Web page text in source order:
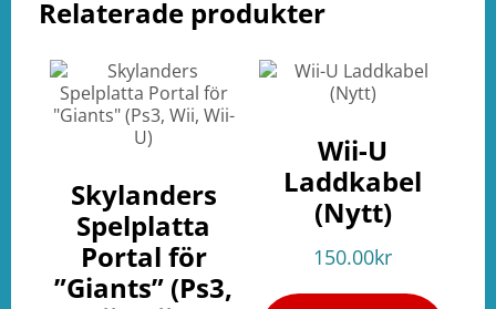
Relaterade produkter
Skylanders
Spelplatta
Portal för
”Giants” (Ps3,
Wii-U
Laddkabel
(Nytt)
150.00kr